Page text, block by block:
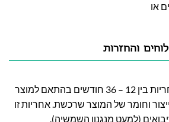
או
והחזרות
חברת לה גן מעניקה אחריות בין 12 – 36 חודשים בהתאם למוצר
וחומר של המוצר שרכשת. אחריות זו
(למעט מנגנון השמשיה).